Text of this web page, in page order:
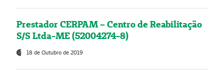
Prestador CERPAM – Centro de Reabilitação
S/S Ltda-ME (52004274-8)
18 de Outubro de 2019